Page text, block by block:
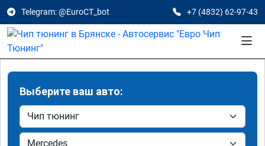
Telegram: @EuroCT_bot +7 (4832) 62-97-43
Выберите ваш авто: